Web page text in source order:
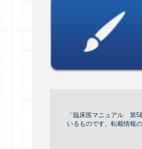
「臨床医マニュアル 第5
いるものです。転載情報